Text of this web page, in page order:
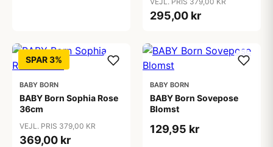
295,00 kr
SPAR 3%
BABY BORN
BABY Born Sophia Rose
36cm
VEJL. PRIS 379,00 KR
369,00 kr
BABY BORN
BABY Born Sovepose
Blomst
129,95 kr